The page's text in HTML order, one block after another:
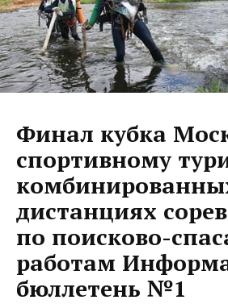
Финал кубка
спортивному
дистанциях
по поисково-
работам
бюллетень №1